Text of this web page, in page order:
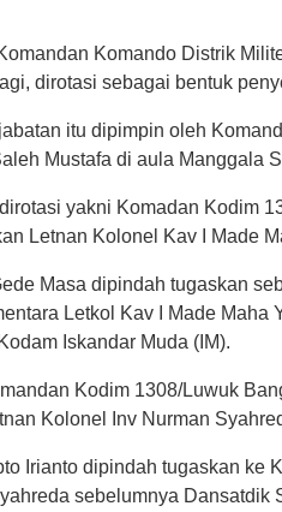
Komando Distrik
dirotasi sebagai bentuk
itu dipimpin oleh
Mustafa di aula Manggala
yakni Komadan Kodim
Letnan Kolonel Kav I Made
Masa dipindah tugaskan
Letkol Kav I Made
Iskandar Muda (IM).
Kodim 1308/Luwuk
Kolonel Inv Nurman
Irianto dipindah tugaskan ke
sebelumnya